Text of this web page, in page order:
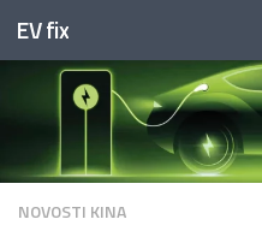
Skip to content
EV fix
NOVOSTI KINA